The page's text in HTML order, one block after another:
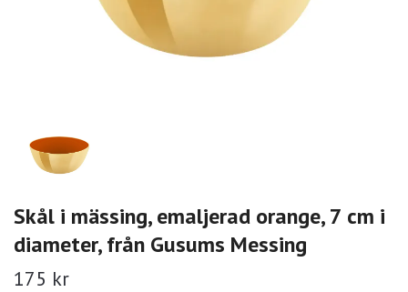
Skål i mässing, emaljerad orange, 7 cm i
diameter, från Gusums Messing
175 kr